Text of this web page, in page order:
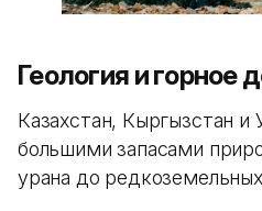
Геология и горное
Казахстан, Кыргызстан и
большими запасами
урана до